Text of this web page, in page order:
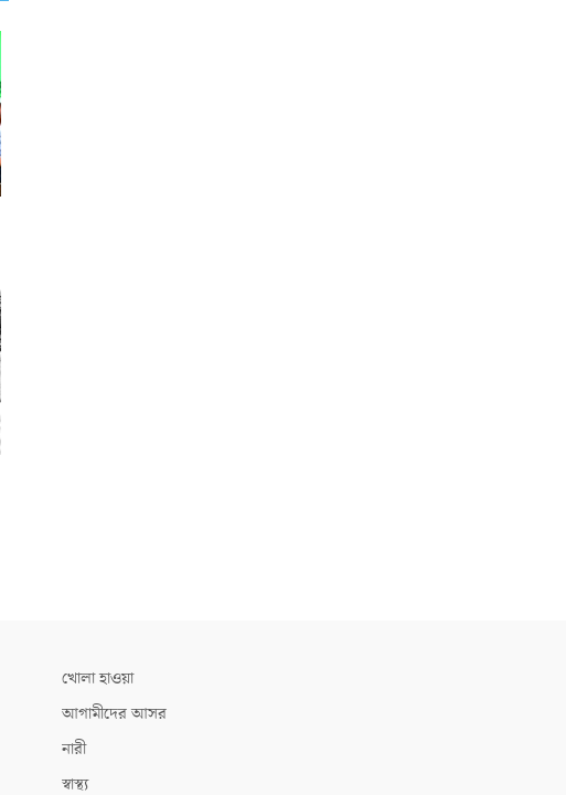
খোলা হাওয়া
আগামীদের আসর
নারী
স্বাস্থ্য